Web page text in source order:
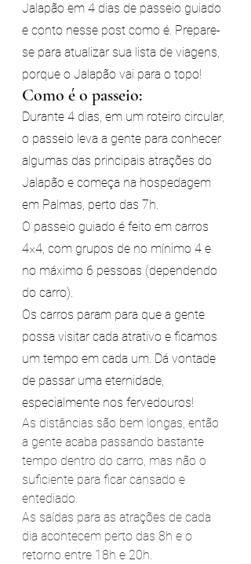
Jalapão em 4 dias de passeio guiado
e conto nesse post como é. Prepare-
se para atualizar sua lista de viagens,
porque o Jalapão vai para o topo!
Como é o passeio:
Durante 4 dias, em um roteiro circular,
o passeio leva a gente para conhecer
algumas das principais atrações do
Jalapão e começa na hospedagem
em Palmas, perto das 7h.
O passeio guiado é feito em carros
4×4, com grupos de no mínimo 4 e
no máximo 6 pessoas (dependendo
do carro).
Os carros param para que a gente
possa visitar cada atrativo e ficamos
um tempo em cada um. Dá vontade
de passar uma eternidade,
especialmente nos fervedouros!
As distâncias são bem longas, então
a gente acaba passando bastante
tempo dentro do carro, mas não o
suficiente para ficar cansado e
entediado.
As saídas para as atrações de cada
dia acontecem perto das 8h e o
retorno entre 18h e 20h.